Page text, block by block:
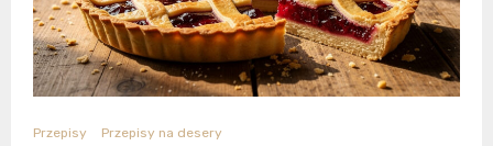
Przepisy Przepisy na desery